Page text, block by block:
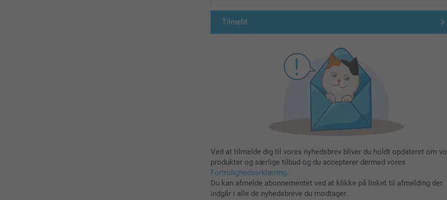
Tilmeld
Ved at tilmelde dig til vores nyhedsbrev bliver du holdt opdateret om
produkter og særlige tilbud og du accepterer dermed vores
Fortrolighedserklæring.
Du kan afmelde abonnementet ved at klikke på linket til afmelding der
indgår i alle de nyhedsbreve du modtager.